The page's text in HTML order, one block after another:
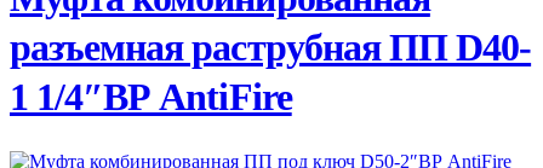
разъемная раструбная ПП D40-
1 1/4″ВР AntiFire